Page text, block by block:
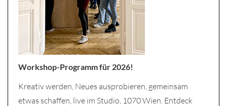
Workshop-Programm für 2026!
Kreativ werden, Neues ausprobieren, gemeinsam
etwas schaffen, live im Studio, 1070 Wien. Entdeck